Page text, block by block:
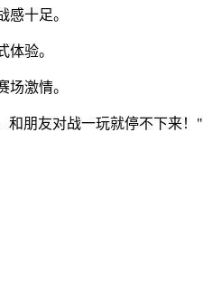
十足。
验。
激情。
和朋友对战一玩就停不下来！"